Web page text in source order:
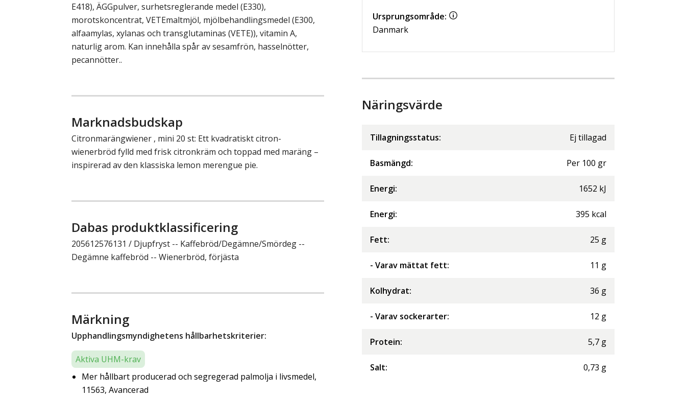
E418), ÄGGpulver, surhetsreglerande medel (E330),
morotskoncentrat, VETEmaltmjöl, mjölbehandlingsmedel (E300,
alfaamylas, xylanas och transglutaminas (VETE)), vitamin A,
naturlig arom. Kan innehålla spår av sesamfrön, hasselnötter,
pecannötter..
Marknadsbudskap
Citronmarängwiener , mini 20 st: Ett kvadratiskt citron-
wienerbröd fylld med frisk citronkräm och toppad med maräng –
inspirerad av den klassiska lemon merengue pie.
Dabas produktklassificering
205612576131 / Djupfryst -- Kaffebröd/Degämne/Smördeg --
Degämne kaffebröd -- Wienerbröd, förjästa
Märkning
Upphandlingsmyndighetens hållbarhetskriterier:
Aktiva UHM-krav
Mer hållbart producerad och segregerad palmolja i livsmedel,
11563, Avancerad
Ursprungsområde:
Danmark
Näringsvärde
Tillagningsstatus: Ej tillagad
Basmängd: Per 100 gr
Energi: 1652 kJ
Energi: 395 kcal
Fett: 25 g
- Varav mättat fett: 11 g
Kolhydrat: 36 g
- Varav sockerarter: 12 g
Protein: 5,7 g
Salt: 0,73 g